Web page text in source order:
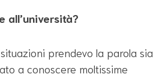
all’università?
prendevo la parola sia
a conoscere moltissime